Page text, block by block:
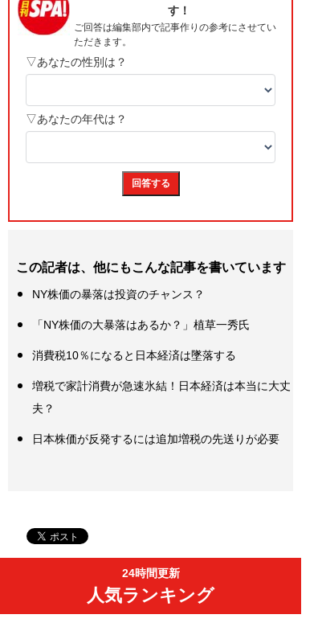
この記者は、他にもこんな記事を書いています
NY株価の暴落は投資のチャンス？
「NY株価の大暴落はあるか？」植草一秀氏
消費税10％になると日本経済は墜落する
増税で家計消費が急速氷結！日本経済は本当に大丈
夫？
日本株価が反発するには追加増税の先送りが必要
24時間更新
人気ランキング